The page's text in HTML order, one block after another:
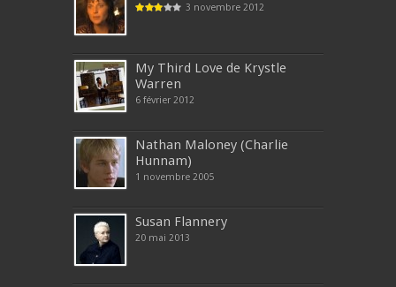
3 novembre 2012
My Third Love de Krystle
Warren
6 février 2012
Nathan Maloney (Charlie
Hunnam)
1 novembre 2005
Susan Flannery
20 mai 2013